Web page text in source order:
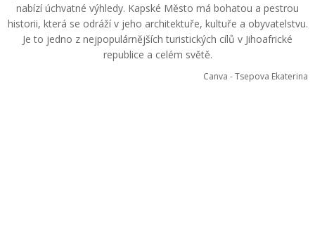
nabízí úchvatné výhledy. Kapské Město má bohatou a pestrou
historii, která se odráží v jeho architektuře, kultuře a obyvatelstvu.
Je to jedno z nejpopulárnějších turistických cílů v Jihoafrické
republice a celém světě.
Canva - Tsepova Ekaterina